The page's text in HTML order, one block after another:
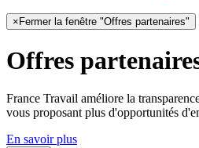
×Fermer la fenêtre "Offres partenaires"
Offres
France Travail améliore la
vous proposant plus d'opportunités
En savoir plus